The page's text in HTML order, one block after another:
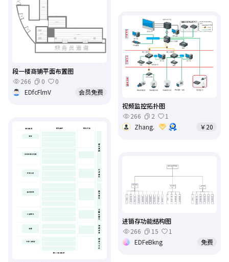
段一楼商铺平面布置图
266
0
0
EDfcFlmV
会员免费
视频监控拓扑图
266
2
1
Zhang.
￥20
进销存功能结构图
266
15
1
EDFeBkng
免费